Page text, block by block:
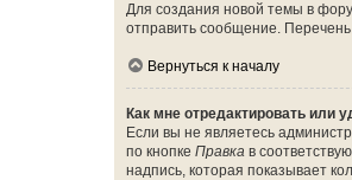
Для создания новой темы в
отправить сообщение.
Вернуться к началу
Как мне отредактировать или
Если вы не являетесь
по кнопке Правка в
надпись, которая показывает